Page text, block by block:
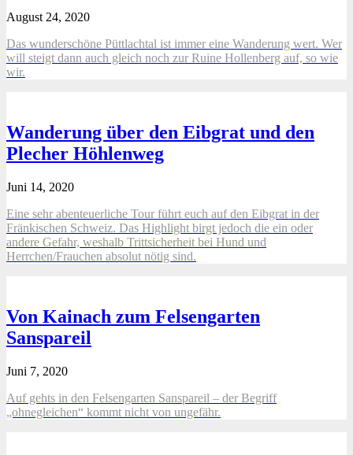
August 24, 2020
Das wunderschöne Püttlachtal ist immer eine Wanderung wert. Wer
will steigt dann auch gleich noch zur Ruine Hollenberg auf, so wie
wir.
Wanderung über den Eibgrat und den
Plecher Höhlenweg
Juni 14, 2020
Eine sehr abenteuerliche Tour führt euch auf den Eibgrat in der
Fränkischen Schweiz. Das Highlight birgt jedoch die ein oder
andere Gefahr, weshalb Trittsicherheit bei Hund und
Herrchen/Frauchen absolut nötig sind.
Von Kainach zum Felsengarten
Sanspareil
Juni 7, 2020
Auf gehts in den Felsengarten Sanspareil – der Begriff
„ohnegleichen“ kommt nicht von ungefähr.